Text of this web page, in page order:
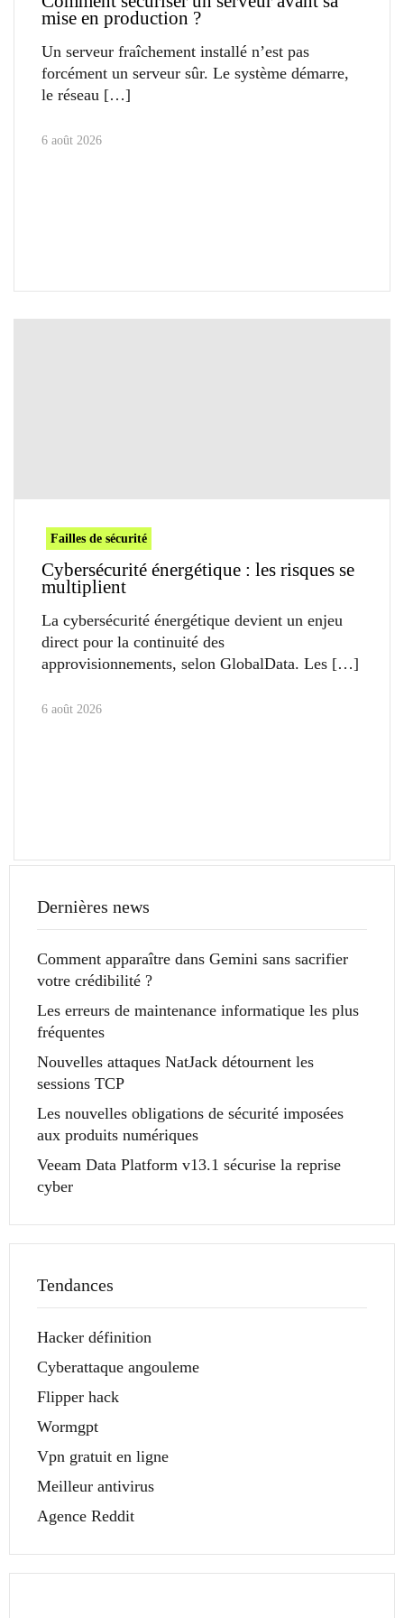
mise en production ?
Un serveur fraîchement installé n’est pas
forcément un serveur sûr. Le système démarre,
le réseau
6 août 2026
Failles de sécurité
Cybersécurité énergétique : les risques se
multiplient
La cybersécurité énergétique devient un enjeu
direct pour la continuité des
approvisionnements, selon GlobalData. Les
6 août 2026
Dernières news
Comment apparaître dans Gemini sans sacrifier
votre crédibilité ?
Les erreurs de maintenance informatique les plus
fréquentes
Nouvelles attaques NatJack détournent les
sessions TCP
Les nouvelles obligations de sécurité imposées
aux produits numériques
Veeam Data Platform v13.1 sécurise la reprise
cyber
Tendances
Hacker définition
Cyberattaque angouleme
Flipper hack
Wormgpt
Vpn gratuit en ligne
Meilleur antivirus
Agence Reddit